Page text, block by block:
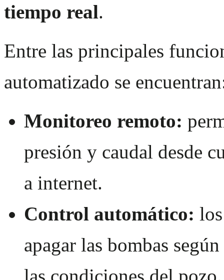
tiempo real.
Entre las principales
automatizado se
Monitoreo remoto:
presión y caudal desde
a internet.
Control automático:
apagar las bombas
las condiciones del pozo.